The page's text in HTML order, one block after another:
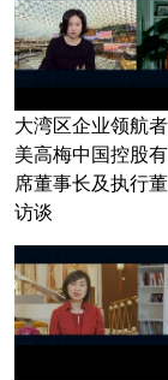
大湾区企业领航
美高梅中国控股
席董事长及执行
访谈